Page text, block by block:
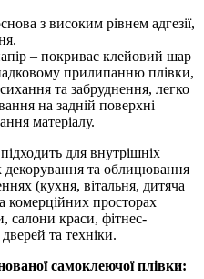
з високим рівнем адгезії,
– покриває клейовий шар
прилипанню плівки,
та забруднення, легко
на задній поверхні
матеріалу.
для внутрішніх
декорування та облицювання
(кухня, вітальня, дитяча
комерційних просторах
салони краси, фітнес-
та техніки.
самоклеючої плівки: